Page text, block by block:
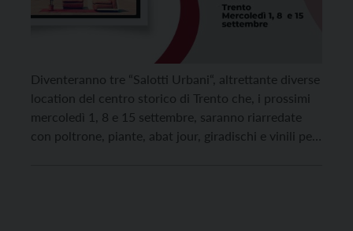
Diventeranno tre “Salotti Urbani“, altrettante diverse
location del centro storico di Trento che, i prossimi
mercoledì 1, 8 e 15 settembre, saranno riarredate
con poltrone, piante, abat jour, giradischi e vinili per